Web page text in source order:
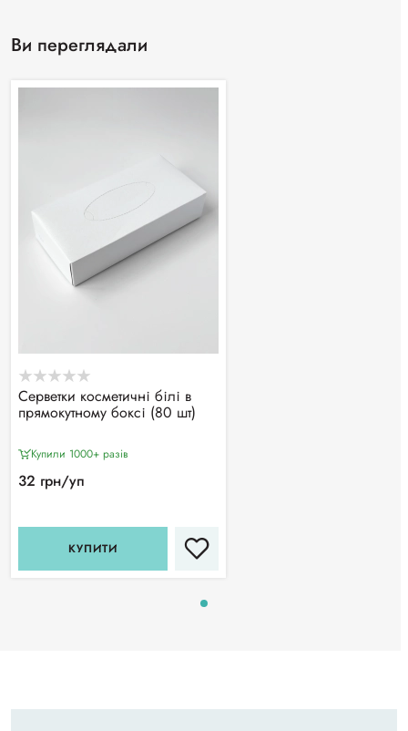
Ви переглядали
Серветки косметичні білі в
прямокутному боксі (80 шт)
Купили 1000+ разiв
32 грн/уп
КУПИТИ